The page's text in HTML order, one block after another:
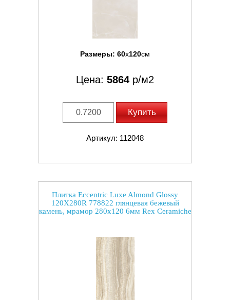
Размеры: 60x120см
Цена: 5864 р/м2
Купить
Артикул: 112048
Плитка Eccentric Luxe Almond Glossy
120X280R 778822 глянцевая бежевый
камень, мрамор 280x120 6мм Rex Ceramiche